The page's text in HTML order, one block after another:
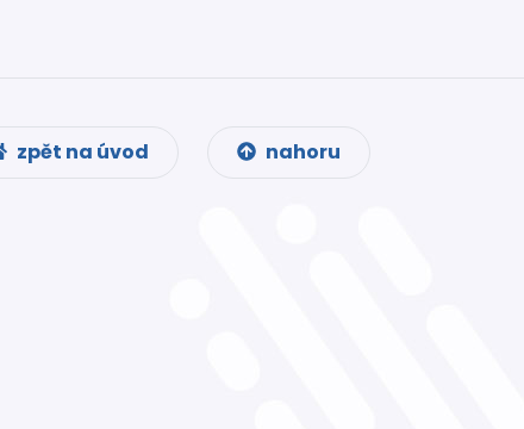
zpět na úvod nahoru